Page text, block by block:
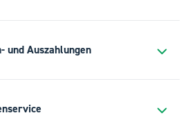
und Auszahlungen